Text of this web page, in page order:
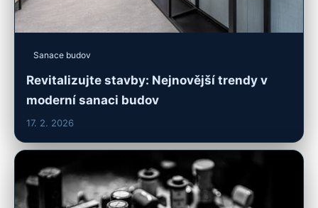
Sanace budov
Revitalizujte stavby: Nejnovější trendy v
moderní sanaci budov
17. 2. 2026